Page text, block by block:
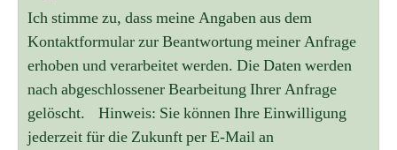
Ich stimme zu, dass meine Angaben aus dem
Kontaktformular zur Beantwortung meiner Anfrage
erhoben und verarbeitet werden. Die Daten werden
nach abgeschlossener Bearbeitung Ihrer Anfrage
gelöscht. Hinweis: Sie können Ihre Einwilligung
jederzeit für die Zukunft per E-Mail an